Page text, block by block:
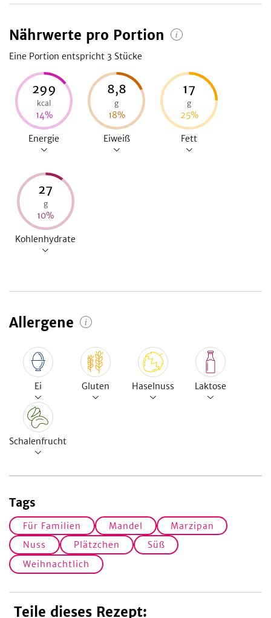
Nährwerte pro Portion
Eine Portion entspricht 3 Stücke
299
kcal
14%
Energie
8,8
g
18%
Eiweiß
17
g
25%
Fett
27
g
10%
Kohlenhydrate
Allergene
Ei Gluten Haselnuss Laktose
Schalenfrucht
Tags
Für Familien Mandel
Marzipan
Nuss
Plätzchen
Süß
Weihnachtlich
Teile dieses Rezept: